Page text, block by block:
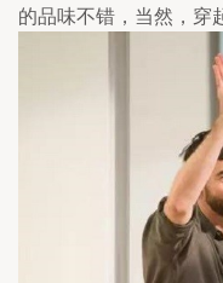
的品味不错，当然，穿